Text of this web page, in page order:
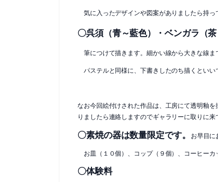
気に入ったデザインや図案がありましたら持
〇呉須（青～藍色）・ベンガラ（
筆につけて描きます。細かい線から大きな線
パステルと同様に、下書きしたのち描くといい
なお今回絵付けされた作品は、工房にて透明釉
りましたら連絡しますのでギャラリーに取りに
〇素焼の器は数量限定です。
お早目
お皿（１０個）、コップ（９個）、コーヒーカ
〇体験料